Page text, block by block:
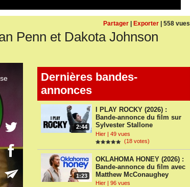
Partager | Exporter | 558 vues
Penn et Dakota Johnson
Dernières bandes-
annonces
2:44
I PLAY ROCKY (2026) :
Bande-annonce du film sur
Sylvester Stallone
Hier | 49 vues
(18 votes)
1:23
OKLAHOMA HONEY (2026) :
Bande-annonce du film avec
Matthew McConaughey
Hier | 96 vues